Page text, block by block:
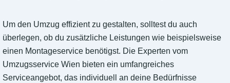
Um den Umzug effizient zu gestalten, solltest du auch
überlegen, ob du zusätzliche Leistungen wie beispielsweise
einen Montageservice benötigst. Die Experten vom
Umzugsservice Wien bieten ein umfangreiches
Serviceangebot, das individuell an deine Bedürfnisse